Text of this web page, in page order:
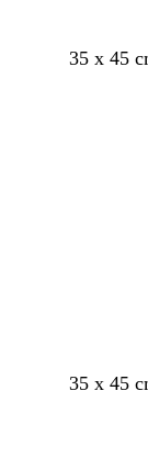
35 x 45
35 x 45